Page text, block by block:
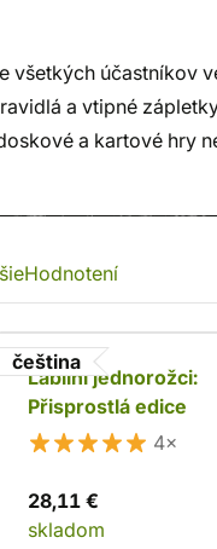
všetkých účastníkov
a vtipné
a kartové hry
a dotvárajú tak
Hodnotení
čeština
Labilní jednorožci:
Přisprostlá edice
4×
28,11 €
skladom